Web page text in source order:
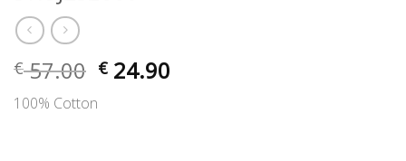
€57.00 € 24.90
100% Cotton